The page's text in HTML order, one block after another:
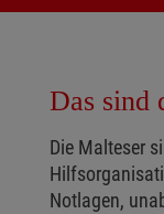
Das sind
Die Malteser
Notlagen,